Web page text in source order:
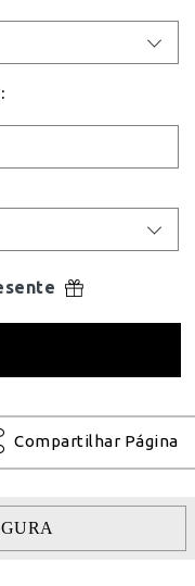
Compartilhar Página